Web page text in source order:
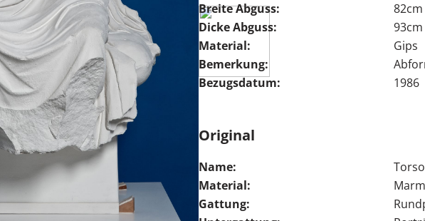
Breite Abguss:
82cm
Dicke Abguss:
93cm
Material:
Gips
Bemerkung:
Bezugsdatum:
1986
Original
Name:
Material:
Gattung: